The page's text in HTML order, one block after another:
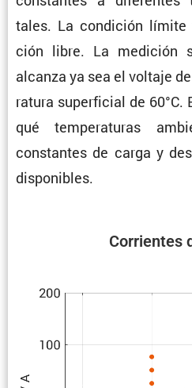
tales. La condi­ción
ción libre. La medición
alcanza ya sea el voltaje
ra­tura super­fi­cial de 60°C.
qué tempe­ra­turas
constantes de carga y
disponibles.
Corrientes